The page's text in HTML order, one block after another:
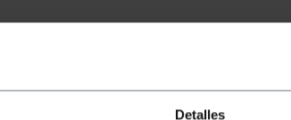
Detalles
rack 19" frontales, ajustables en
el fondo del armario de 100 mm.
con cerradura y llave (incluye dos).
el panel superior e inferior. Estos
la fijación del armario a la pared.